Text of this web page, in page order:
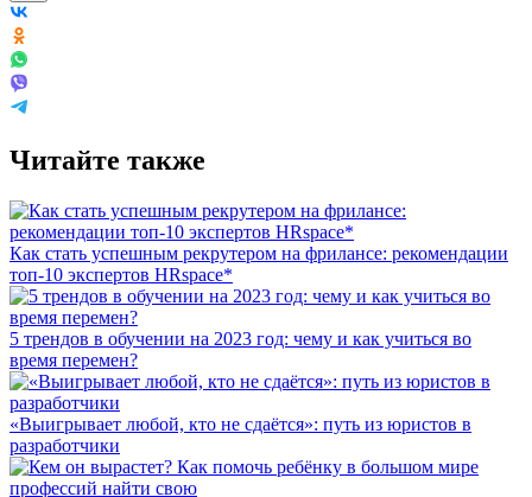
Читайте также
Как стать успешным рекрутером на фрилансе: рекомендации
топ-10 экспертов HRspace*
5 трендов в обучении на 2023 год: чему и как учиться во
время перемен?
«Выигрывает любой, кто не сдаётся»: путь из юристов в
разработчики